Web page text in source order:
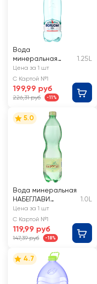
Вода
минеральная
BORJOMI
1.25L
Цена за 1 шт
С Картой №1
199,99 руб
226,31 руб -11%
5.0
Вода минеральная
НАБЕГЛАВИ
газированная
1.0L
Цена за 1 шт
С Картой №1
119,99 руб
147,39 руб -18%
4.7